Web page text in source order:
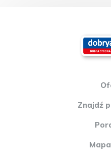
zawierające między innymi
wyłącznie informacyjny. Nie
art. 66 i n. ustawy z dnia 23.
Znajdź